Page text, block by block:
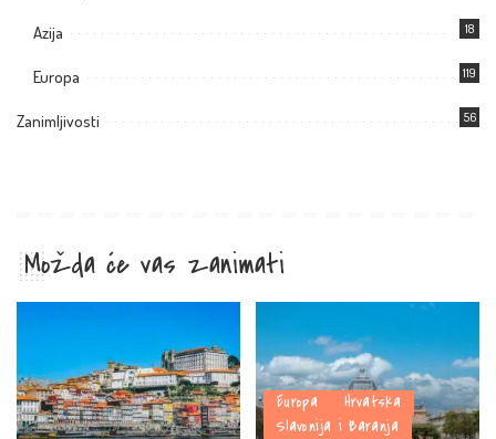
Azija 18
Europa 119
Zanimljivosti 56
Možda će vas zanimati
Europa
Hrvatska
Slavonija i Baranja